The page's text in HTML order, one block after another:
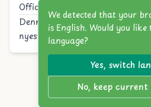
Officielle Fora:
Denne guide opdateres
nyeste ATLYSS mods og
We detected that your
is English. Would you
language?
Yes, switch
No, keep current